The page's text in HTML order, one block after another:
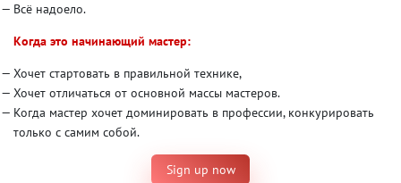
Всё надоело.
Когда это начинающий мастер:
Хочет стартовать в правильной технике,
Хочет отличаться от основной массы мастеров.
Когда мастер хочет доминировать в профессии, конкурировать
только с самим собой.
Sign up now